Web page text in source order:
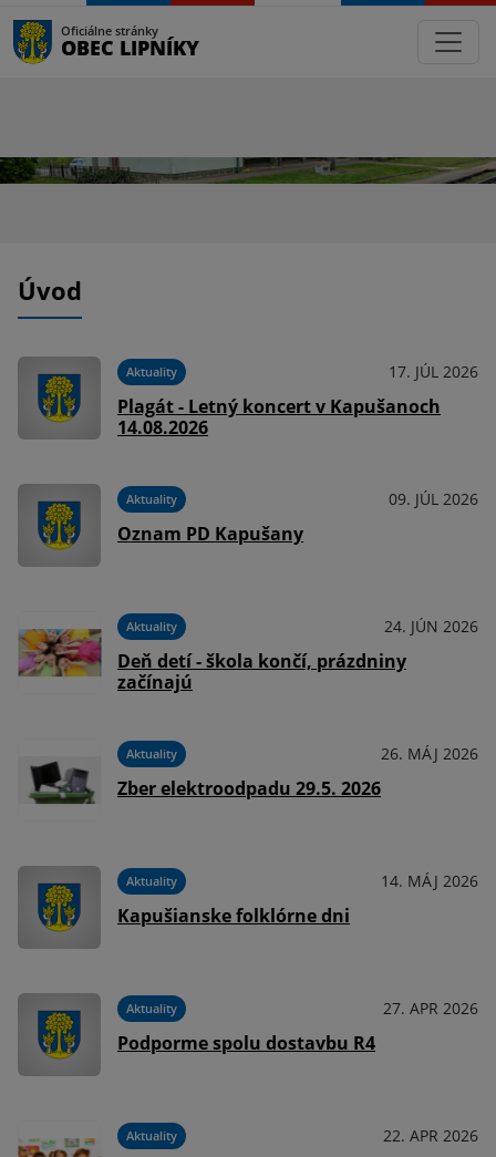
Oficiálne stránky
OBEC LIPNÍKY
Úvod
Aktuality 17. JÚL 2026
Plagát - Letný koncert v Kapušanoch
14.08.2026
Aktuality 09. JÚL 2026
Oznam PD Kapušany
Aktuality 24. JÚN 2026
Deň detí - škola končí, prázdniny
začínajú
Aktuality 26. MÁJ 2026
Zber elektroodpadu 29.5. 2026
Aktuality 14. MÁJ 2026
Kapušianske folklórne dni
Aktuality 27. APR 2026
Podporme spolu dostavbu R4
Aktuality 22. APR 2026